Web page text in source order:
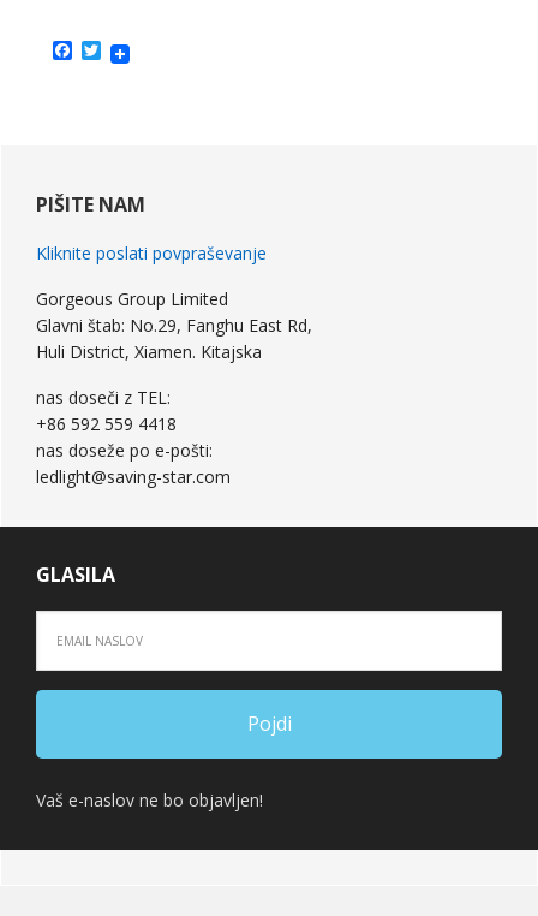
Facebook
Twitter
stranska
vrstica
PIŠITE NAM
Kliknite poslati povpraševanje
Gorgeous Group Limited
Glavni štab: No.29, Fanghu East Rd,
Huli District, Xiamen. Kitajska
nas doseči z TEL:
+86 592 559 4418
nas doseže po e-pošti:
ledlight@saving-star.com
GLASILA
Vaš e-naslov ne bo objavljen!